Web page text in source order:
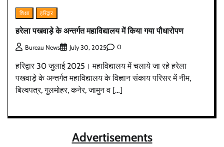
शिक्षा हरिद्वार
हरेला पखवाड़े के अन्तर्गत महाविद्यालय में किया गया पौधारोपण
Bureau News July 30, 2025 0
हरिद्वार 30 जुलाई 2025। महाविद्यालय में चलाये जा रहे हरेला
पखवाड़े के अन्तर्गत महाविद्यालय के विज्ञान संकाय परिसर में नीम,
बिल्वपत्र, गुलमोहर, कनेर, जामुन व […]
Advertisements